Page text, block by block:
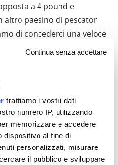
Continua senza accettare
trattiamo i vostri dati
numero IP, utilizzando
memorizzare e accedere
dispositivo al fine di
personalizzati, misurare
il pubblico e sviluppare
a 4 pound e
altro paesino di pescatori
di concederci una veloce
con vista sulla
con un tipico English
burro e marmellata. Oggi
più e siamo molto
obbiettivo, è quello
la notte. Ci
in un accogliente e pulito
dove paghiamo 11,50